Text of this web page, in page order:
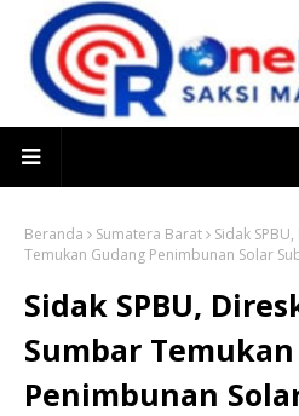
Beranda Sumatera Barat
Sidak
Temukan Gudang Penimbunan Solar
Sidak SPBU,
Sumbar
Penimbunan